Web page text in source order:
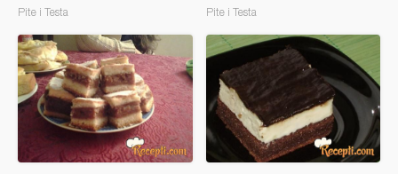
Pite i Testa Pite i Testa